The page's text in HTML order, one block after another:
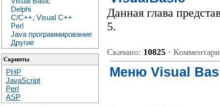
Delphi
C/C++, Visual C++
Perl
Java программирование
Другие
Скрипты
PHP
JavaScript
Perl
ASP
Данная глава
5.
Скачано: 10825 ·
Меню Visual